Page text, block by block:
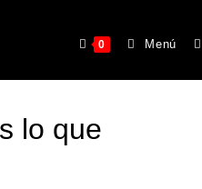
0 Menú
lo que